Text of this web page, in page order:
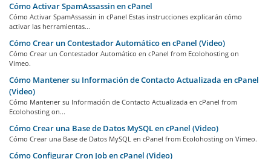
Cómo Activar SpamAssassin en cPanel
Cómo Activar SpamAssassin in cPanel Estas instrucciones explicarán cómo
activar las herramientas...
Cómo Crear un Contestador Automático en cPanel (Video)
Cómo Crear un Contestador Automático en cPanel from Ecolohosting on
Vimeo.
Cómo Mantener su Información de Contacto Actualizada en cPanel
(Video)
Cómo Mantener su Información de Contacto Actualizada en cPanel from
Ecolohosting on...
Cómo Crear una Base de Datos MySQL en cPanel (Video)
Cómo Crear una Base de Datos MySQL en cPanel from Ecolohosting on Vimeo.
Cómo Configurar Cron Job en cPanel (Video)